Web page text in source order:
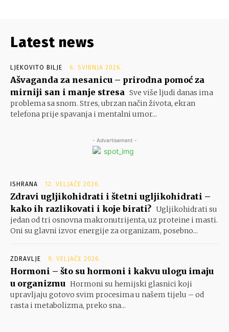
Latest news
LJEKOVITO BILJE 6. SVIBNJA 2026.
Ašvaganda za nesanicu – prirodna pomoć za
mirniji san i manje stresa Sve više ljudi danas ima
problema sa snom. Stres, ubrzan način života, ekran
telefona prije spavanja i mentalni umor...
- Advertisement -
ISHRANA 12. VELJAČE 2026.
Zdravi ugljikohidrati i štetni ugljikohidrati –
kako ih razlikovati i koje birati? Ugljikohidrati su
jedan od tri osnovna makronutrijenta, uz proteine i masti.
Oni su glavni izvor energije za organizam, posebno...
ZDRAVLJE 9. VELJAČE 2026.
Hormoni – što su hormoni i kakvu ulogu imaju
u organizmu Hormoni su hemijski glasnici koji
upravljaju gotovo svim procesima u našem tijelu – od
rasta i metabolizma, preko sna...